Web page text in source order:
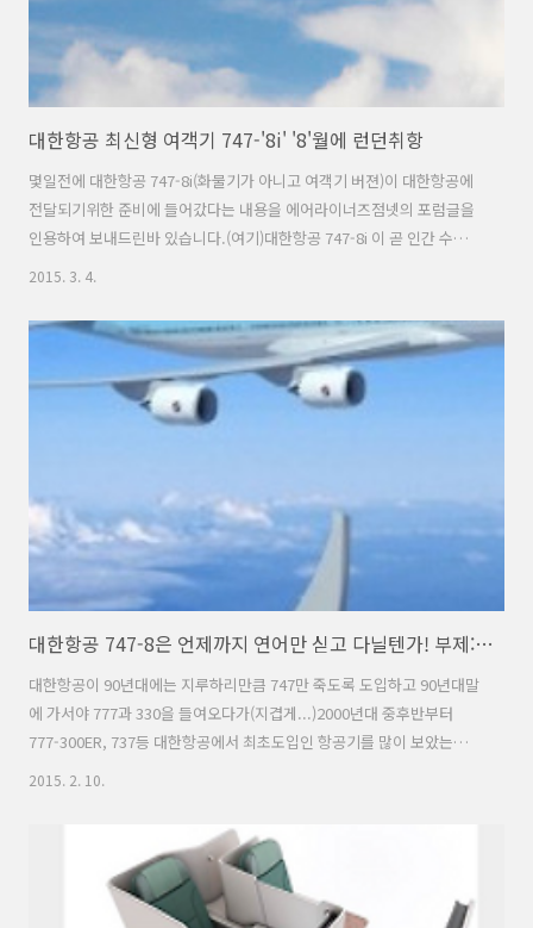
대한항공 최신형 여객기 747-'8i' '8'월에 런던취항
몇일전에 대한항공 747-8i(화물기가 아니고 여객기 버젼)이 대한항공에
전달되기위한 준비에 들어갔다는 내용을 에어라이너즈점넷의 포럼글을
인용하여 보내드린바 있습니다.(여기)대한항공 747-8i 이 곧 인간 수송
에 합류하게 됩니다.그리고 오늘 대한항공에서 공식으로747-8i스케쥴을
8월 1일날 취항해서 8 i를 상징화 시키지 않을까 싶은 생각입니다. 시장
상황이 좀 좋아서 일찍 들어왔으면 5월달에 탑승할 수 있었을 텐데 ㅠㅠ
ㅠ(소스: http://airlineroute.net/2015/03/03/ke-lhr-aug15/)KE907
ICN1300 – 1725LHR 74H D KE908 LHR1935 – 1425+1ICN 74H D주3
2015. 3. 4.
대한항공 747-8은 언제까지 연어만 싣고 다닐텐가! 부제: 747-8i는 언제나...
대한항공이 90년대에는 지루하리만큼 747만 죽도록 도입하고 90년대말
에 가서야 777과 330을 들여오다가(지겹게...)2000년대 중후반부터
777-300ER, 737등 대한항공에서 최초도입인 항공기를 많이 보았는데
요... 2000년대 급 지름 항공기중 하나가 747-8입니다. 보잉과 베프가 아
하면 공급사에서 짤라버린다고 했는지도...) 747-8F 화물형은 수대가 도
입이 되었습니다만은 747-8i만은 도입이 안되고 있었고 심지어 지연이
됬었습니다. 부채율과 구항공기 처분작년에 땅콩사건 이전 화두는 대한
항공의 부채율 이였습니다. 이 부채율을 줄이기 위해서 747-400과 같은
2015. 2. 10.